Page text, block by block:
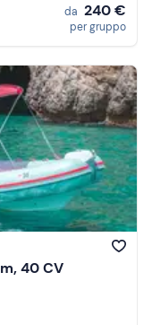
da 240 €
per gruppo
40 CV